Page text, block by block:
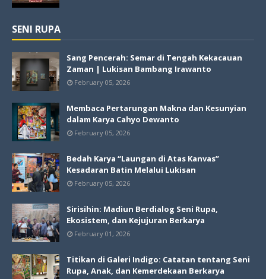
SENI RUPA
Sang Pencerah: Semar di Tengah Kekacauan
Zaman | Lukisan Bambang Irawanto
February 05, 2026
Membaca Pertarungan Makna dan Kesunyian
dalam Karya Cahyo Dewanto
February 05, 2026
Bedah Karya “Laungan di Atas Kanvas”
Kesadaran Batin Melalui Lukisan
February 05, 2026
Sirisihin: Madiun Berdialog Seni Rupa,
Ekosistem, dan Kejujuran Berkarya
February 01, 2026
Titikan di Galeri Indigo: Catatan tentang Seni
Rupa, Anak, dan Kemerdekaan Berkarya